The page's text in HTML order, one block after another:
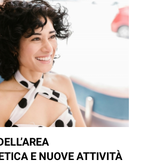
E NUOVE ATTIVITÀ